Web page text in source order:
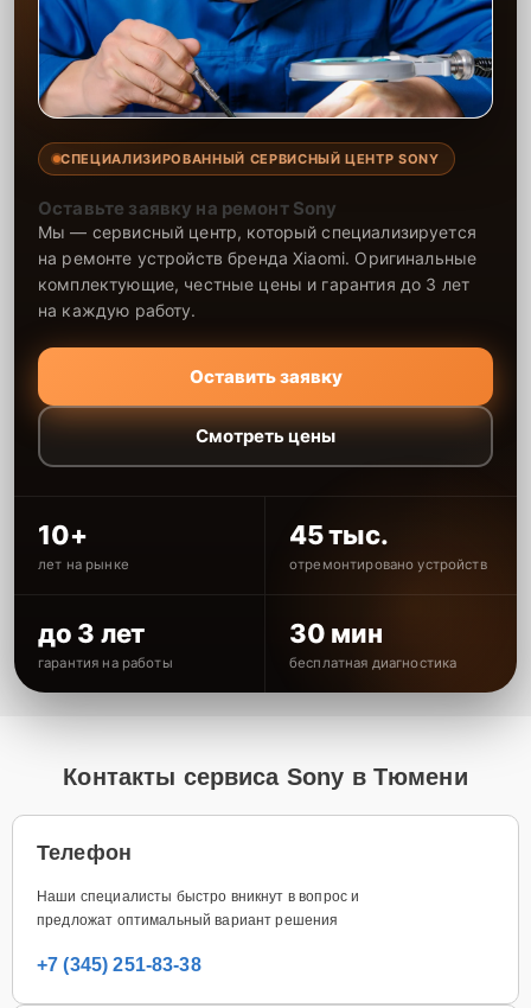
СПЕЦИАЛИЗИРОВАННЫЙ СЕРВИСНЫЙ ЦЕНТР SONY
Оставьте заявку на ремонт Sony
Мы — сервисный центр, который специализируется
на ремонте устройств бренда Xiaomi. Оригинальные
комплектующие, честные цены и гарантия до 3 лет
на каждую работу.
Оставить заявку
Смотреть цены
10+
лет на рынке
45 тыс.
отремонтировано устройств
до 3 лет
гарантия на работы
30 мин
бесплатная диагностика
Контакты сервиса Sony в Тюмени
Телефон
Наши специалисты быстро вникнут в вопрос и
предложат оптимальный вариант решения
+7 (345) 251-83-38